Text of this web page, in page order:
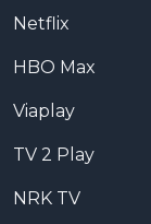
Netflix
HBO Max
Viaplay
TV 2 Play
NRK TV